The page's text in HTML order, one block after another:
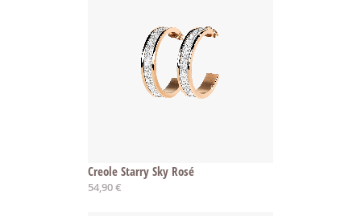
Creole Starry Sky Rosé
54,90 €